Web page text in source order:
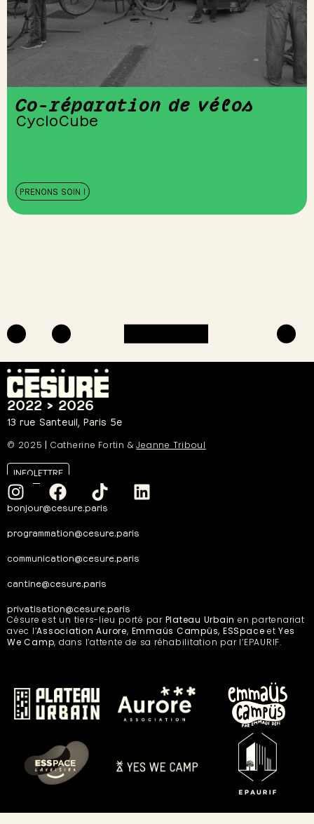
Co-réparation de vélos
CycloCube
PRENONS SOIN !
2022 > 2026
13 rue Santeuil, Paris 5e
© 2025 | Catherine Fortin &Jeanne Triboul
INFOLETTRE
bonjour@cesure.paris
programmation@cesure.paris
communication@cesure.paris
cantine@cesure.paris
privatisation@cesure.paris
Césure est un tiers-lieu porté par Plateau Urbain en partenariat
avec l’Association Aurore, Emmaüs Campüs, ESSpaceetYes
We Camp, dans l’attente de sa réhabilitation par l’EPAURIF.